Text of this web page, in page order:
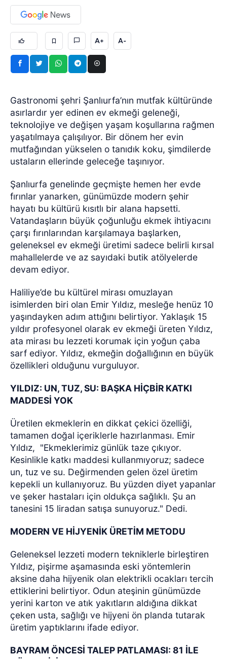
A+ A-
Gastronomi şehri Şanlıurfa’nın mutfak kültüründe
asırlardır yer edinen ev ekmeği geleneği,
teknolojiye ve değişen yaşam koşullarına rağmen
yaşatılmaya çalışılıyor. Bir dönem her evin
mutfağından yükselen o tanıdık koku, şimdilerde
ustaların ellerinde geleceğe taşınıyor.
Şanlıurfa genelinde geçmişte hemen her evde
fırınlar yanarken, günümüzde modern şehir
hayatı bu kültürü kısıtlı bir alana hapsetti.
Vatandaşların büyük çoğunluğu ekmek ihtiyacını
çarşı fırınlarından karşılamaya başlarken,
geleneksel ev ekmeği üretimi sadece belirli kırsal
mahallelerde ve az sayıdaki butik atölyelerde
devam ediyor.
Haliliye’de bu kültürel mirası omuzlayan
isimlerden biri olan Emir Yıldız, mesleğe henüz 10
yaşındayken adım attığını belirtiyor. Yaklaşık 15
yıldır profesyonel olarak ev ekmeği üreten Yıldız,
ata mirası bu lezzeti korumak için yoğun çaba
sarf ediyor. Yıldız, ekmeğin doğallığının en büyük
özellikleri olduğunu vurguluyor.
YILDIZ: UN, TUZ, SU: BAŞKA HİÇBİR KATKI
MADDESİ YOK
Üretilen ekmeklerin en dikkat çekici özelliği,
tamamen doğal içeriklerle hazırlanması. Emir
Yıldız, "Ekmeklerimiz günlük taze çıkıyor.
Kesinlikle katkı maddesi kullanmıyoruz; sadece
un, tuz ve su. Değirmenden gelen özel üretim
kepekli un kullanıyoruz. Bu yüzden diyet yapanlar
ve şeker hastaları için oldukça sağlıklı. Şu an
tanesini 15 liradan satışa sunuyoruz." Dedi.
MODERN VE HİJYENİK ÜRETİM METODU
Geleneksel lezzeti modern tekniklerle birleştiren
Yıldız, pişirme aşamasında eski yöntemlerin
aksine daha hijyenik olan elektrikli ocakları tercih
ettiklerini belirtiyor. Odun ateşinin günümüzde
yerini karton ve atık yakıtların aldığına dikkat
çeken usta, sağlığı ve hijyeni ön planda tutarak
üretim yaptıklarını ifade ediyor.
BAYRAM ÖNCESİ TALEP PATLAMASI: 81 İLE